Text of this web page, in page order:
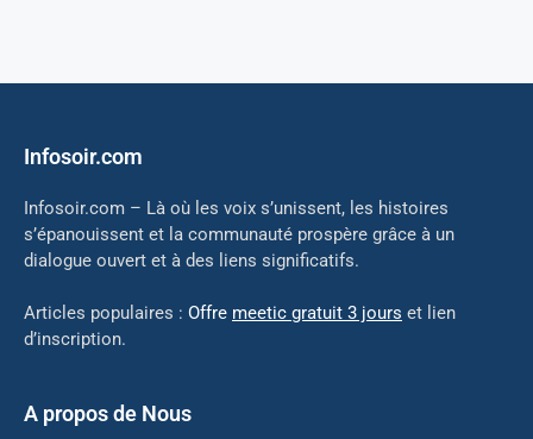
Infosoir.com
Infosoir.com – Là où les voix s’unissent, les histoires
s’épanouissent et la communauté prospère grâce à un
dialogue ouvert et à des liens significatifs.
Articles populaires : Offre meetic gratuit 3 jours et lien
d’inscription.
A propos de Nous